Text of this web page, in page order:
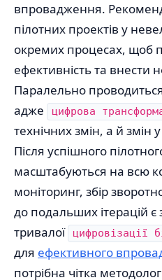
впровадження.
пілотних проектів у
окремих процесах, щоб
ефективність та внести
Паралельно
адже
цифрова
технічних змін, а й змін
Після успішного
масштабуються на всю
моніторинг, збір
до подальших ітерацій є
тривалої
цифровізації
для ефективного
потрібна чітка